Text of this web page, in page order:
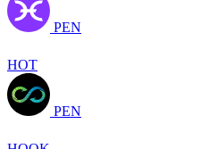
PEN
HOT
PEN